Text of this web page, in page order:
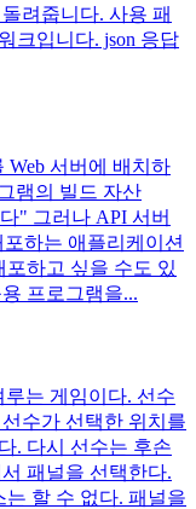
려줍니다. 사용 패
크입니다. json 응답
Web 서버에 배치하
램의 빌드 자산
" 그러나 API 서버
하는 애플리케이션
하고 싶을 수도 있
프로그램을...
루는 게임이다. 선수
수가 선택한 위치를
. 다시 선수는 후손
패널을 선택한다.
할 수 없다. 패널을